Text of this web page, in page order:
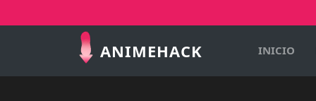
ANIMEHACK INICIO